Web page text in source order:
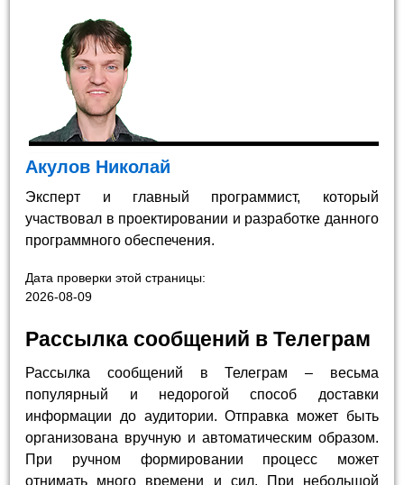
Акулов Николай
Эксперт и главный программист, который
участвовал в проектировании и разработке данного
программного обеспечения.
Дата проверки этой страницы:
2026-08-09
Рассылка сообщений в Телеграм
Рассылка сообщений в Телеграм – весьма
популярный и недорогой способ доставки
информации до аудитории. Отправка может быть
организована вручную и автоматическим образом.
При ручном формировании процесс может
отнимать много времени и сил. При небольшой